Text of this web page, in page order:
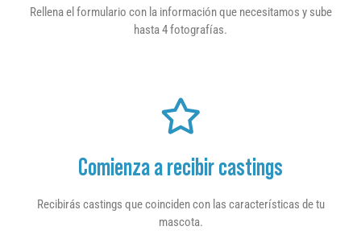
Rellena el formulario con la información que necesitamos y sube
hasta 4 fotografías.
Comienza a recibir castings
Recibirás castings que coinciden con las características de tu
mascota.